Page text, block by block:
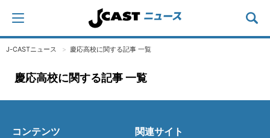
J-CASTニュース 慶応高校に関する記事 一覧
慶応高校に関する記事 一覧
コンテンツ 関連サイト